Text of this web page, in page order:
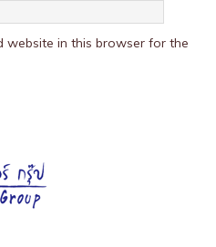
website in this browser for the